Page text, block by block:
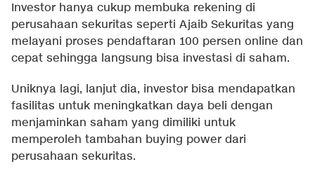
Investor hanya cukup membuka rekening di
perusahaan sekuritas seperti Ajaib Sekuritas yang
melayani proses pendaftaran 100 persen online dan
cepat sehingga langsung bisa investasi di saham.
Uniknya lagi, lanjut dia, investor bisa mendapatkan
fasilitas untuk meningkatkan daya beli dengan
menjaminkan saham yang dimiliki untuk
memperoleh tambahan buying power dari
perusahaan sekuritas.